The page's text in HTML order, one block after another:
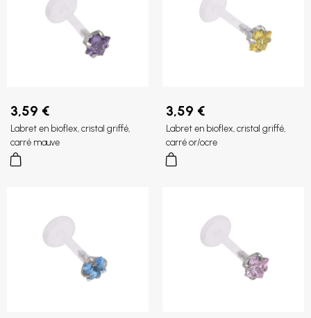
3,59 €
Labret en bioflex, cristal griffé,
carré mauve
3,59 €
Labret en bioflex, cristal griffé,
carré or/ocre